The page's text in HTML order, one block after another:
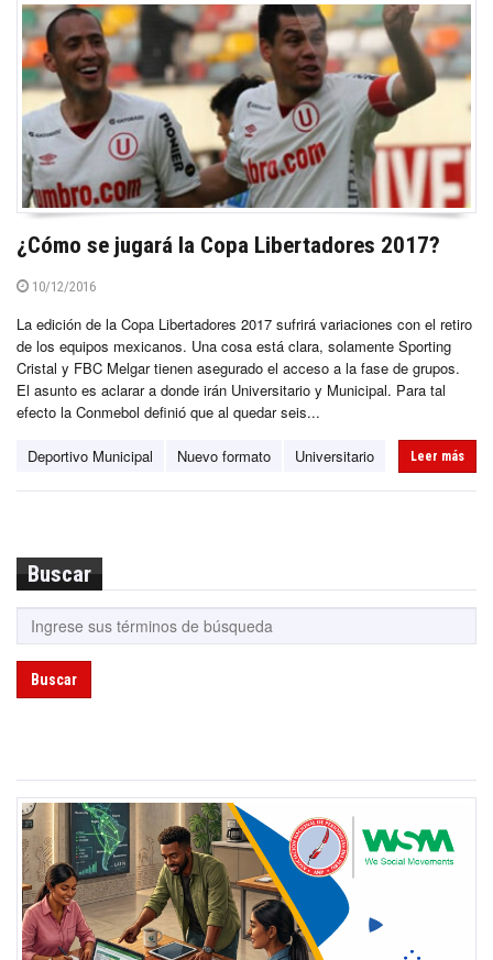
¿Cómo se jugará la Copa Libertadores 2017?
10/12/2016
La edición de la Copa Libertadores 2017 sufrirá variaciones con el retiro
de los equipos mexicanos. Una cosa está clara, solamente Sporting
Cristal y FBC Melgar tienen asegurado el acceso a la fase de grupos.
El asunto es aclarar a donde irán Universitario y Municipal. Para tal
efecto la Conmebol definió que al quedar seis...
Deportivo Municipal Nuevo formato Universitario Leer más
Buscar
Buscar